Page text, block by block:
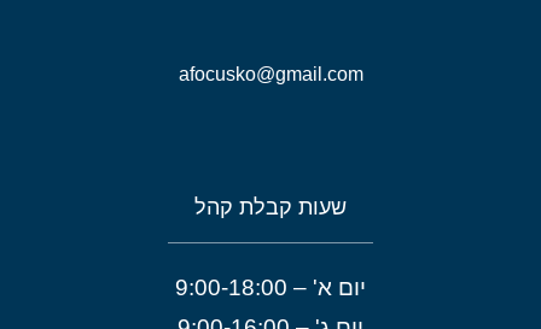
afocusko@gmail.com
שעות קבלת קהל
יום א' – 9:00-18:00